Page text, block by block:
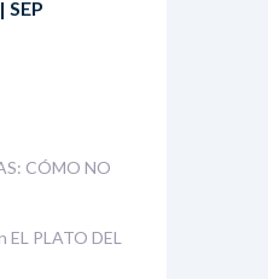
CÓMO NO
EL PLATO DEL